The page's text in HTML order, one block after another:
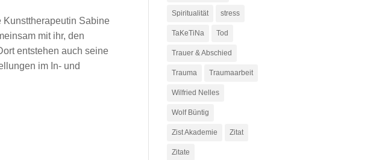
Kunsttherapeutin Sabine
mit ihr, den
entstehen auch seine
im In- und
Spiritualität stress
TaKeTiNa Tod
Trauer & Abschied
Trauma Traumaarbeit
Wilfried Nelles
Wolf Büntig
Zist Akademie Zitat
Zitate